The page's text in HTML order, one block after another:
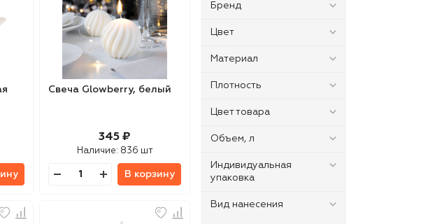
Свеча Glowberry, белый
345 ₽
Наличие: 836 шт
В корзину
Бренд
Цвет
Материал
Плотность
Цвет товара
Объем, л
Индивидуальная
упаковка
Вид нанесения